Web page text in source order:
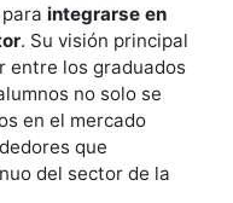
integrarse en
. Su visión principal
entre los graduados
no solo se
en el mercado
que
del sector de la